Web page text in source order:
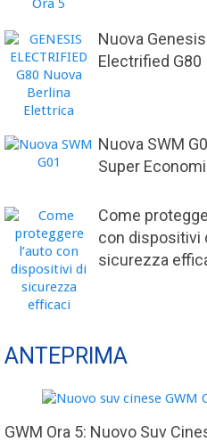
Nuova Genesis
Electrified G80
Nuova SWM
Super
Come
con dispositivi
sicurezza
ANTEPRIMA
GWM Ora 5: Nuovo Suv